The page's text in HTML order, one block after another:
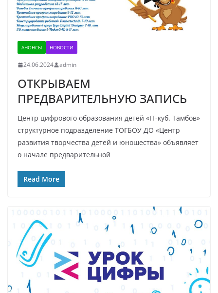
АНОНСЫ НОВОСТИ
24.06.2024 admin
ОТКРЫВАЕМ
ПРЕДВАРИТЕЛЬНУЮ ЗАПИСЬ
Центр цифрового образования детей «IT-куб. Тамбов»
структурное подразделение ТОГБОУ ДО «Центр
развития творчества детей и юношества» объявляет
о начале предварительной
Read More